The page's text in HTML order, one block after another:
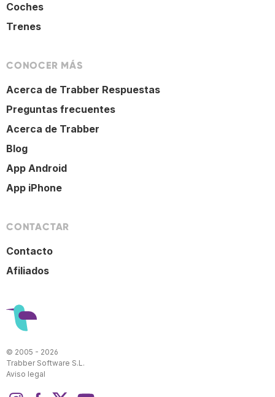
Coches
Trenes
CONOCER MÁS
Acerca de Trabber Respuestas
Preguntas frecuentes
Acerca de Trabber
Blog
App Android
App iPhone
CONTACTAR
Contacto
Afiliados
© 2005 - 2026
Trabber Software S.L.
Aviso legal